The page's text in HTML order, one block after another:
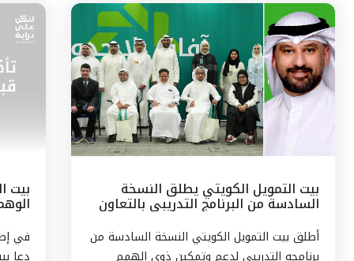
بيت التمويل الكويتي يطلق النسخة
السادسة من البرنامج التدريبي بالتعاون
مع الجمعيّة الكويتيّة لرعاية المعوقين
أطلق بيت التمويل الكويتي النسخة السادسة من
برنامجه التدريبي لدعم وتمكين ذوي الهمم
بيت
دعا